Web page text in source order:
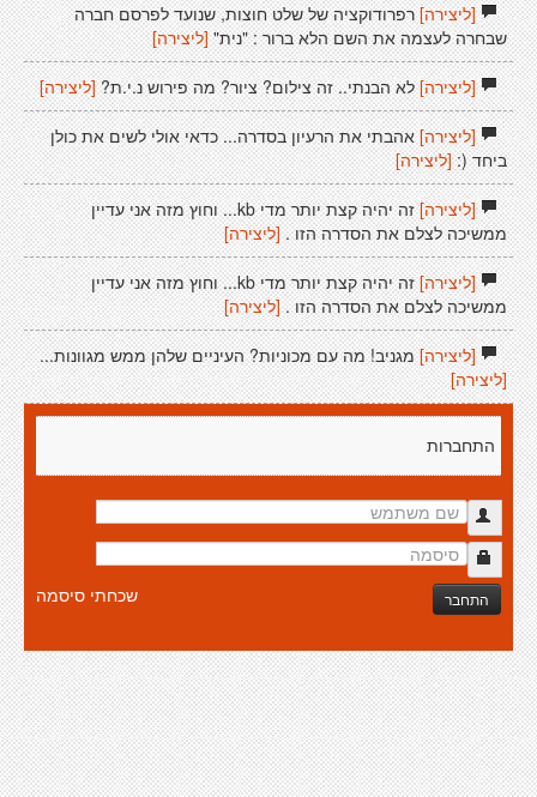
[ליצירה]רפרודוקציה של שלט חוצות, שנועד לפרסם חברה
שבחרה לעצמה את השם הלא ברור : "נית" [ליצירה]
[ליצירה]לא הבנתי.. זה צילום? ציור? מה פירוש נ.י.ת?[ליצירה]
[ליצירה]אהבתי את הרעיון בסדרה... כדאי אולי לשים את כולן
ביחד (: [ליצירה]
[ליצירה]
זה יהיה קצת יותר מדי kb... וחוץ מזה אני עדיין
ממשיכה לצלם את הסדרה הזו .[ליצירה]
[ליצירה]
זה יהיה קצת יותר מדי kb... וחוץ מזה אני עדיין
ממשיכה לצלם את הסדרה הזו .[ליצירה]
[ליצירה]מגניב! מה עם מכוניות? העיניים שלהן ממש מגוונות...
[ליצירה]
התחברות
התחבר שכחתי סיסמה